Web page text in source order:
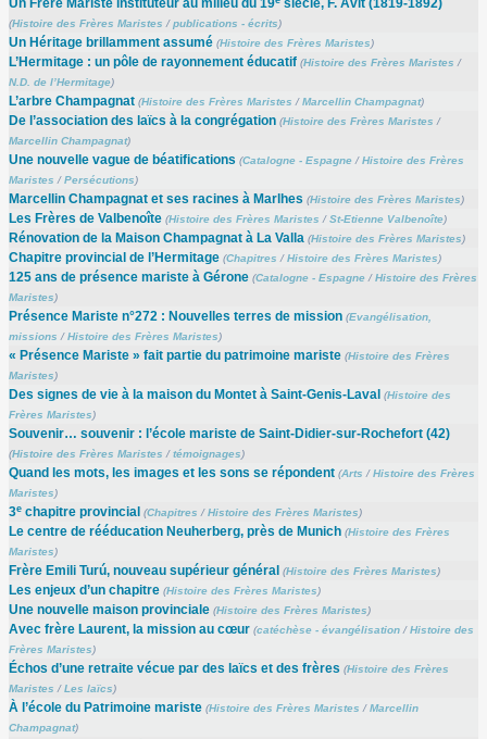
Un Frère Mariste instituteur au milieu du 19 siècle, F. Avit (1819-1892)
(Histoire des Frères Maristes /publications - écrits)
Un Héritage brillamment assumé (Histoire des Frères Maristes)
L’Hermitage : un pôle de rayonnement éducatif (Histoire des Frères Maristes /
N.D. de l’Hermitage)
L’arbre Champagnat (Histoire des Frères Maristes /Marcellin Champagnat)
De l’association des laïcs à la congrégation (Histoire des Frères Maristes /
Marcellin Champagnat)
Une nouvelle vague de béatifications (Catalogne - Espagne/Histoire des Frères
Maristes /Persécutions)
Marcellin Champagnat et ses racines à Marlhes (Histoire des Frères Maristes)
Les Frères de Valbenoîte (Histoire des Frères Maristes /St-Etienne Valbenoîte)
Rénovation de la Maison Champagnat à La Valla (Histoire des Frères Maristes)
Chapitre provincial de l’Hermitage (Chapitres /Histoire des Frères Maristes)
125 ans de présence mariste à Gérone (Catalogne - Espagne/Histoire des Frères
Maristes)
Présence Mariste n°272 : Nouvelles terres de mission (Evangélisation,
missions /Histoire des Frères Maristes)
« Présence Mariste » fait partie du patrimoine mariste (Histoire des Frères
Maristes)
Des signes de vie à la maison du Montet à Saint-Genis-Laval (Histoire des
Frères Maristes)
Souvenir… souvenir : l’école mariste de Saint-Didier-sur-Rochefort (42)
(Histoire des Frères Maristes /témoignages)
Quand les mots, les images et les sons se répondent (Arts /Histoire des Frères
Maristes)
3echapitre provincial (Chapitres /Histoire des Frères Maristes)
Le centre de rééducation Neuherberg, près de Munich (Histoire des Frères
Maristes)
Frère Emili Turú, nouveau supérieur général (Histoire des Frères Maristes)
Les enjeux d’un chapitre (Histoire des Frères Maristes)
Une nouvelle maison provinciale (Histoire des Frères Maristes)
Avec frère Laurent, la mission au cœur (catéchèse - évangélisation/Histoire des
Frères Maristes)
Échos d’une retraite vécue par des laïcs et des frères (Histoire des Frères
Maristes /Les laïcs)
À l’école du Patrimoine mariste (Histoire des Frères Maristes /Marcellin
Champagnat)